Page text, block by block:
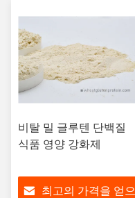
비탈 밀 글루텐 단백질
식품 영양 강화제
최고의 가격을 얻으